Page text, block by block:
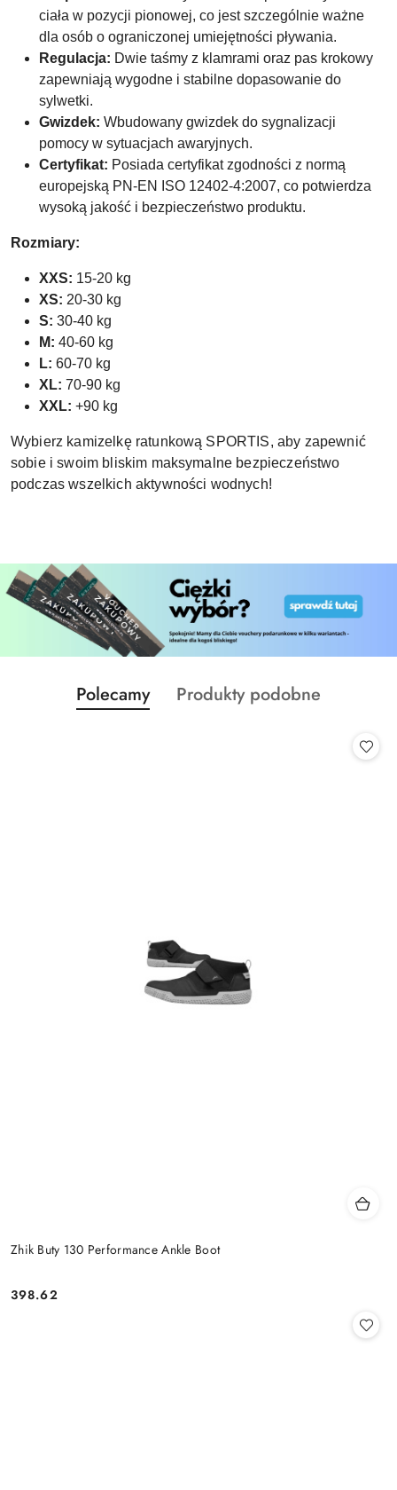
ciała w pozycji pionowej, co jest szczególnie ważne
dla osób o ograniczonej umiejętności pływania.
Regulacja: Dwie taśmy z klamrami oraz pas krokowy
zapewniają wygodne i stabilne dopasowanie do
sylwetki.
Gwizdek: Wbudowany gwizdek do sygnalizacji
pomocy w sytuacjach awaryjnych.
Certyfikat: Posiada certyfikat zgodności z normą
europejską PN-EN ISO 12402-4:2007, co potwierdza
wysoką jakość i bezpieczeństwo produktu.
Rozmiary:
XXS: 15-20 kg
XS: 20-30 kg
S: 30-40 kg
M: 40-60 kg
L: 60-70 kg
XL: 70-90 kg
XXL: +90 kg
Wybierz kamizelkę ratunkową SPORTIS, aby zapewnić
sobie i swoim bliskim maksymalne bezpieczeństwo
podczas wszelkich aktywności wodnych!
Pomiń karuzelę produktów
Produkty
o
Polecamy
Produkty
Produkty podobne
Zhik Buty 130 Performance Ankle Boot
Cena:
398.62